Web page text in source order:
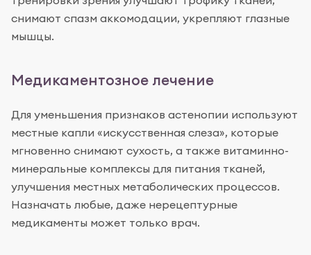
снимают спазм аккомодации, укрепляют глазные
мышцы.
Медикаментозное лечение
Для уменьшения признаков астенопии используют
местные капли «искусственная слеза», которые
мгновенно снимают сухость, а также витаминно-
минеральные комплексы для питания тканей,
улучшения местных метаболических процессов.
Назначать любые, даже нерецептурные
медикаменты может только врач.